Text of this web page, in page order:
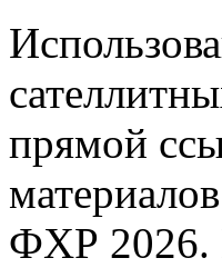
прямой
ФХР 2026.